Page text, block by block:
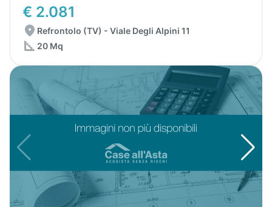
€ 2.081
Refrontolo (TV) - Viale Degli Alpini 11
20 Mq